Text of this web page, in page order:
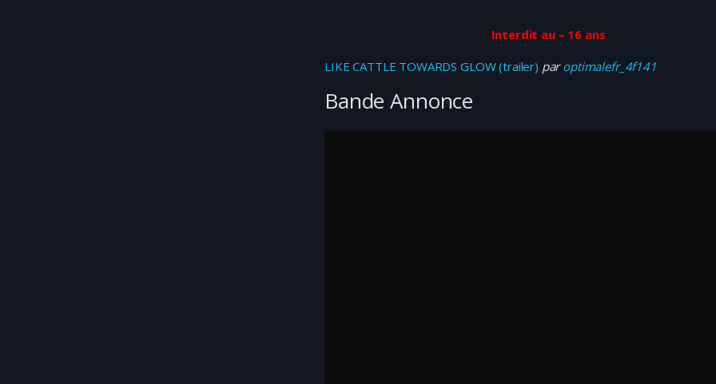
Interdit au – 16 ans
LIKE CATTLE TOWARDS GLOW (trailer) paroptimalefr_4f141
Bande Annonce